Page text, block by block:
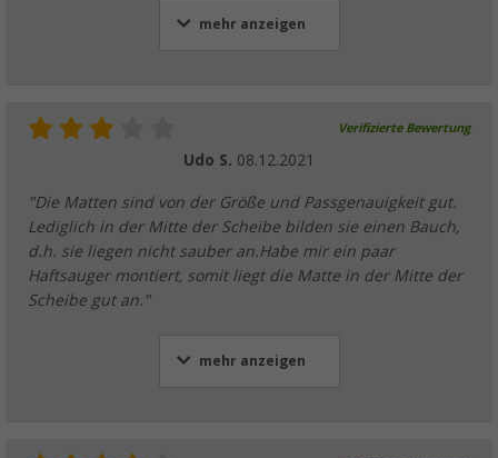
mehr anzeigen
Verifizierte Bewertung
Udo S. 08.12.2021
"Die Matten sind von der Größe und Passgenauigkeit gut.
Lediglich in der Mitte der Scheibe bilden sie einen Bauch,
d.h. sie liegen nicht sauber an.Habe mir ein paar
Haftsauger montiert, somit liegt die Matte in der Mitte der
Scheibe gut an."
mehr anzeigen